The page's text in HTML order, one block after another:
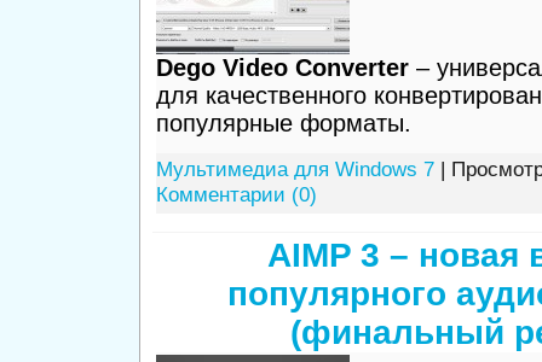
Dego Video Converter–
для качественного
популярные форматы.
Мультимедиа для Windows 7|
Комментарии (0)
AIMP 3 – новая
популярного
(финальный